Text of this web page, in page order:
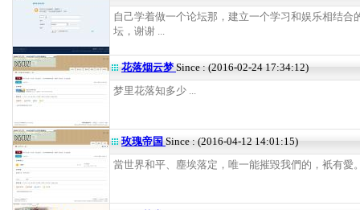
自己学着做一个论坛那，建立一个学习和娱乐相结合
坛，谢谢 ...
花落烟云梦Since : (2016-02-24 17:34:12)
梦里花落知多少 ...
玫瑰帝国 Since : (2016-04-12 14:01:15)
當世界和平、塵埃落定，唯一能摧毀我們的，衹有愛